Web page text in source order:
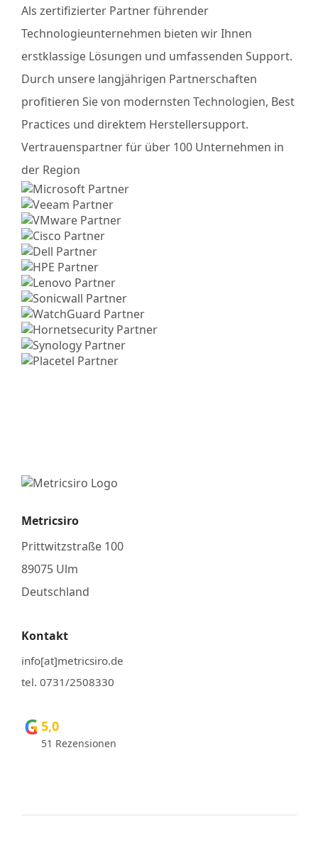
Als zertifizierter Partner führender
Technologieunternehmen bieten wir Ihnen
erstklassige Lösungen und umfassenden Support.
Durch unsere langjährigen Partnerschaften
profitieren Sie von modernsten Technologien, Best
Practices und direktem Herstellersupport.
Vertrauenspartner für über 100 Unternehmen in
der Region
Metricsiro
Prittwitzstraße 100
89075 Ulm
Deutschland
Kontakt
info[at]metricsiro.de
tel. 0731/2508330
G 5,0
51 Rezensionen